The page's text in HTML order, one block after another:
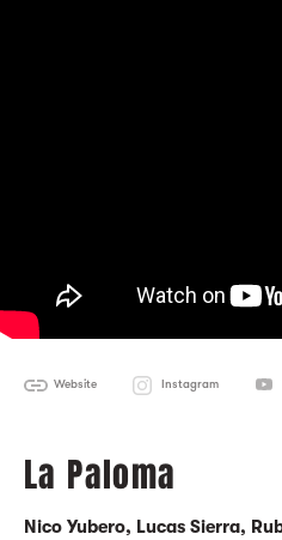
Website Instagram
La Paloma
Nico Yubero, Lucas Sierra,